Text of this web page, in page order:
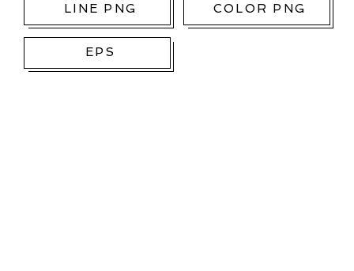
LINE PNG COLOR PNG
EPS